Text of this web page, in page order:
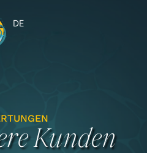
DE
Kunden